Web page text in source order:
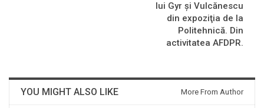
lui Gyr şi Vulcănescu
din expoziţia de la
Politehnică. Din
activitatea AFDPR.
YOU MIGHT ALSO LIKE More From Author